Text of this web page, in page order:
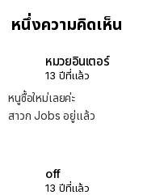
หนึ่งความคิดเห็น
หมวยอินเตอร์
13 ปีที่แล้ว
หนูซื้อใหม่เลยค่ะ
สาวก Jobs อยู่แล้ว
off
13 ปีที่แล้ว